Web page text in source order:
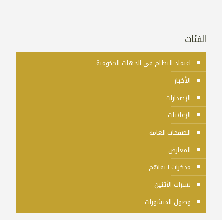
الفئات
اعتماد النظام في الجهات الحكومية
الأخبار
الإصدارات
الإعلانات
الصفحات العامة
المعارض
مذكرات التفاهم
نشرات الأثنين
وصول المنشورات